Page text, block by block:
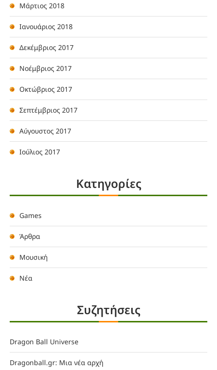
Μάρτιος 2018
Ιανουάριος 2018
Δεκέμβριος 2017
Νοέμβριος 2017
Οκτώβριος 2017
Σεπτέμβριος 2017
Αύγουστος 2017
Ιούλιος 2017
Kατηγορίες
Games
Άρθρα
Μουσική
Νέα
Συζητήσεις
Dragon Ball Universe
Dragonball.gr: Μια νέα αρχή